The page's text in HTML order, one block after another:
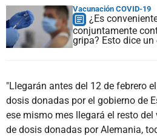
Vacunación COVID-19
¿Es
conjuntamente
gripa? Esto dice
"Llegarán antes del 12 de febrero
dosis donadas por el gobierno de
ese mismo mes llegará el resto
de dosis donadas por Alemania,